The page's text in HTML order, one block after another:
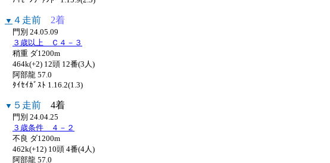
▼ ４走前 2着
門別 24.05.09
３歳以上 Ｃ４－３
稍重 ダ1200m
464k(+2) 12頭 12番(3人)
阿部龍 57.0
ﾀｲｾｲｶﾞｽﾄ 1.16.2(1.3)
▼ ５走前 4着
門別 24.04.25
３歳条件 ４－２
不良 ダ1200m
462k(+12) 10頭 4番(4人)
阿部龍 57.0